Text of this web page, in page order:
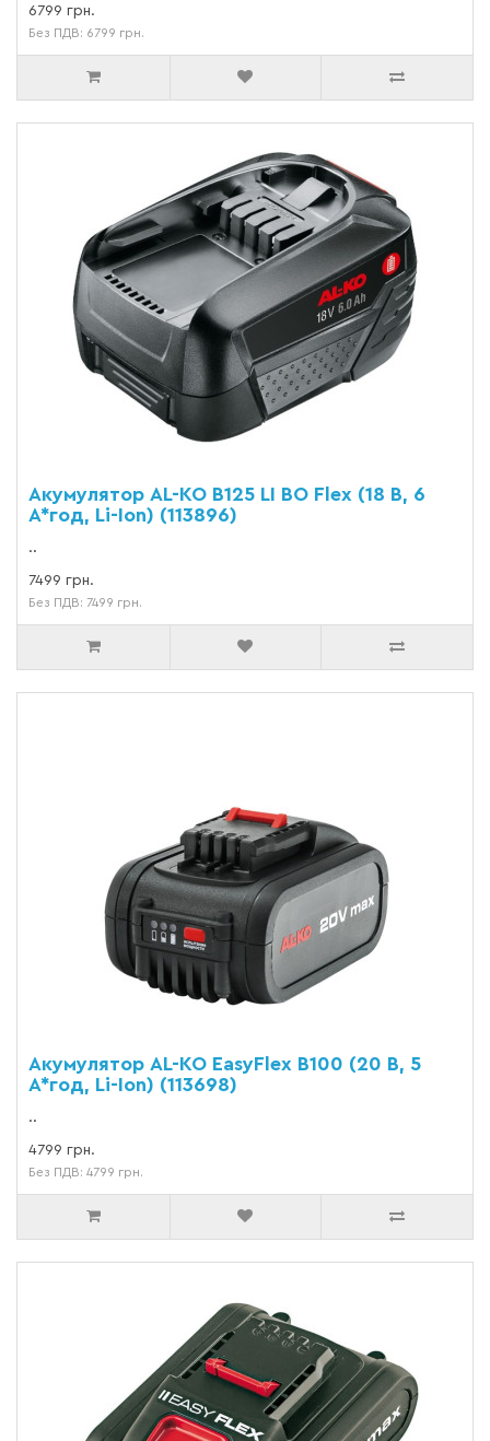
6799 грн.
Без ПДВ: 6799 грн.
Акумулятор AL-KO B125 LI BO Flex (18 В, 6
А*год, Li-Ion) (113896)
..
7499 грн.
Без ПДВ: 7499 грн.
Акумулятор AL-KO EasyFlex B100 (20 В, 5
А*год, Li-Ion) (113698)
..
4799 грн.
Без ПДВ: 4799 грн.